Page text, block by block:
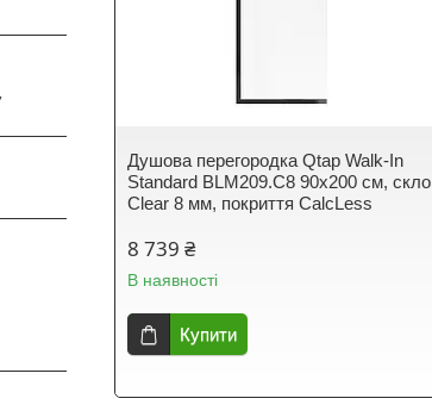
Душова перегородка Qtap Walk-In
Standard BLM209.C8 90х200 см, скло
Clear 8 мм, покриття CalcLess
8 739 ₴
В наявності
Купити